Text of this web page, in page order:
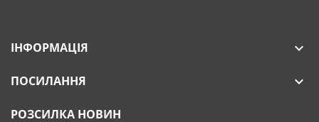
ІНФОРМАЦІЯ 
ПОСИЛАННЯ 
РОЗСИЛКА НОВИН